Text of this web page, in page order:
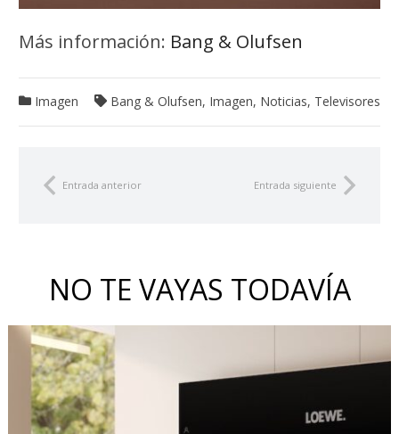
Más información: Bang & Olufsen
Imagen Bang & Olufsen, Imagen, Noticias, Televisores
Entrada anterior Entrada siguiente
NO TE VAYAS TODAVÍA